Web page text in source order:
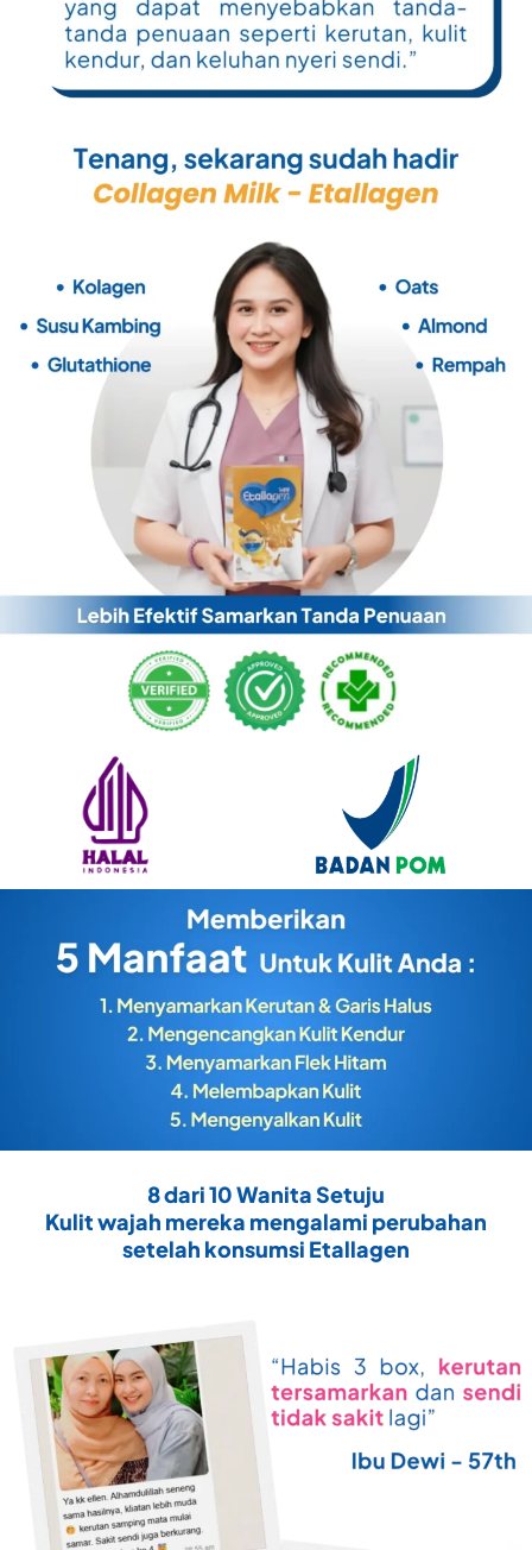
8 dari 10 Wanita Setuju
Kulit wajah mereka mengalami perubahan
setelah konsumsi Etallagen